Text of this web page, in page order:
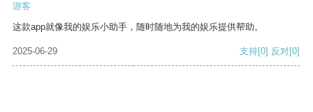
游客
这款app就像我的娱乐小助手，随时随地为我的娱乐提供帮助。
2025-06-29 支持[0] 反对[0]